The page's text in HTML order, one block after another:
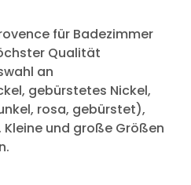
für Badezimmer
Qualität
an
gebürstetes Nickel,
rosa, gebürstet),
und große Größen